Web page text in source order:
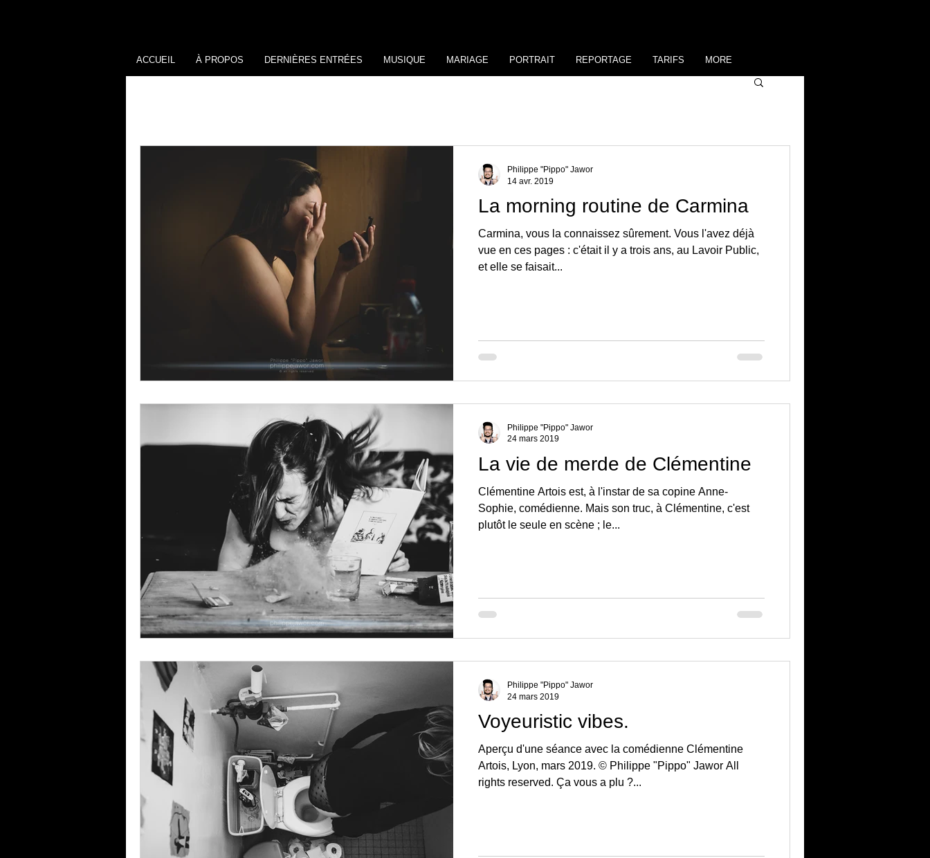
ACCUEIL À PROPOS DERNIÈRES ENTRÉES MUSIQUE MARIAGE PORTRAIT REPORTAGE TARIFS MORE
La morning routine de Carmina
Carmina, vous la connaissez sûrement. Vous l'avez déjà
vue en ces pages : c'était il y a trois ans, au Lavoir Public,
et elle se faisait...
Philippe "Pippo" Jawor
14 avr. 2019
La vie de merde de Clémentine
Clémentine Artois est, à l'instar de sa copine Anne-
Sophie, comédienne. Mais son truc, à Clémentine, c'est
plutôt le seule en scène ; le...
Philippe "Pippo" Jawor
24 mars 2019
Voyeuristic vibes.
Aperçu d'une séance avec la comédienne Clémentine
Artois, Lyon, mars 2019. © Philippe "Pippo" Jawor All
rights reserved. Ça vous a plu ?...
Philippe "Pippo" Jawor
24 mars 2019